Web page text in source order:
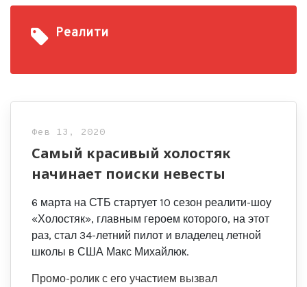
Реалити
Фев 13, 2020
Самый красивый холостяк
начинает поиски невесты
6 марта на СТБ стартует 10 сезон реалити-шоу
«Холостяк», главным героем которого, на этот
раз, стал 34-летний пилот и владелец летной
школы в США Макс Михайлюк.
Промо-ролик с его участием вызвал